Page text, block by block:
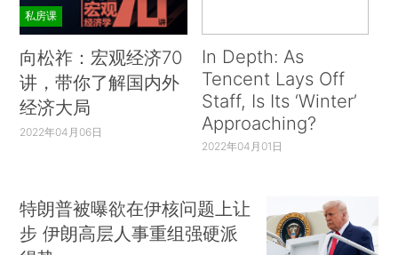
私房课
向松祚：宏观经济70
讲，带你了解国内外
经济大局
2022年04月06日
In Depth: As
Tencent Lays Off
Staff, Is Its ‘Winter’
Approaching?
2022年04月01日
特朗普被曝欲在伊核问题上让
步 伊朗高层人事重组强硬派